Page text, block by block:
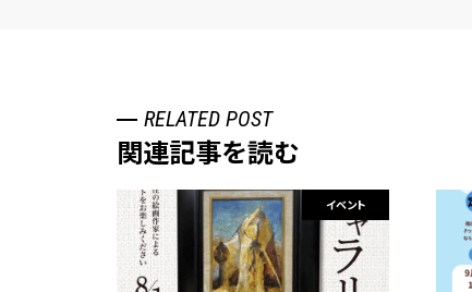
RELATED POST
関連記事を読む
イベント